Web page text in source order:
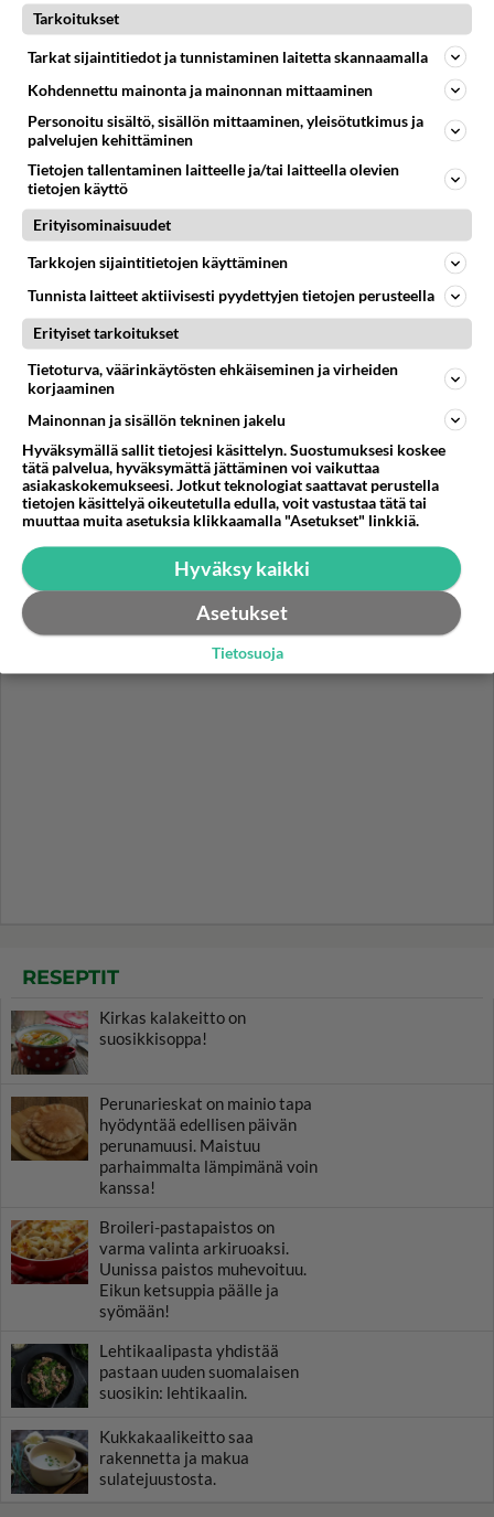
Muistatko? Kädestä suuhun
elävä Satu sai jättimäisen
rahasalkun Henry-
miljonääriltä
Tiesitkö? Martina Aitolehden
isäpuoli on tämä suosittu
laulaja
Luetuimmat: Aarne Pelkonen
ja Noora Louhimo vihdoinkin
yhdessä - Tätä moni jo odotti
Danny, 83, teki yllättävän
teon - Missä on 25-vuotias
Helmi Loukasmäki?
Kun yksi kauhallinen ei riitä...
Tämä helppo arkiruoka ei jää
syömättä!
RESEPTIT
Kirkas kalakeitto on
suosikkisoppa!
Perunarieskat on mainio tapa
hyödyntää edellisen päivän
perunamuusi. Maistuu
parhaimmalta lämpimänä voin
kanssa!
Broileri-pastapaistos on
varma valinta arkiruoaksi.
Uunissa paistos muhevoituu.
Eikun ketsuppia päälle ja
syömään!
Lehtikaalipasta yhdistää
pastaan uuden suomalaisen
suosikin: lehtikaalin.
Kukkakaalikeitto saa
rakennetta ja makua
sulatejuustosta.
Tarkoitukset
Tarkat sijaintitiedot ja tunnistaminen laitetta skannaamalla
Kohdennettu mainonta ja mainonnan mittaaminen
Personoitu sisältö, sisällön mittaaminen, yleisötutkimus ja
palvelujen kehittäminen
Tietojen tallentaminen laitteelle ja/tai laitteella olevien
tietojen käyttö
Erityisominaisuudet
Tarkkojen sijaintitietojen käyttäminen
Tunnista laitteet aktiivisesti pyydettyjen tietojen perusteella
Erityiset tarkoitukset
Tietoturva, väärinkäytösten ehkäiseminen ja virheiden
korjaaminen
Mainonnan ja sisällön tekninen jakelu
Hyväksymällä sallit tietojesi käsittelyn. Suostumuksesi koskee
tätä palvelua, hyväksymättä jättäminen voi vaikuttaa
asiakaskokemukseesi. Jotkut teknologiat saattavat perustella
tietojen käsittelyä oikeutetulla edulla, voit vastustaa tätä tai
muuttaa muita asetuksia klikkaamalla "Asetukset" linkkiä.
Hyväksy kaikki
Asetukset
Tietosuoja